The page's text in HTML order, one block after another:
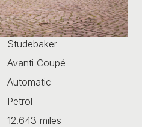
Studebaker
Avanti Coupé
Automatic
Petrol
12.643 miles